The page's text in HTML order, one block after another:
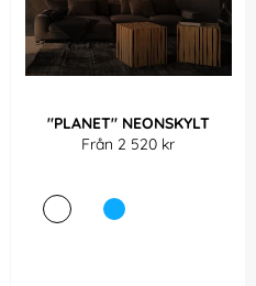
"PLANET" NEONSKYLT
Från 2 520 kr